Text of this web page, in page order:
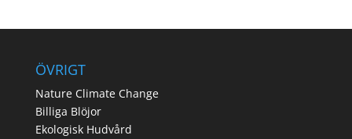
ÖVRIGT
Nature Climate Change
Billiga Blöjor
Ekologisk Hudvård